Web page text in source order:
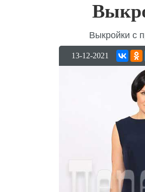
Выкройки с
13-12-2021